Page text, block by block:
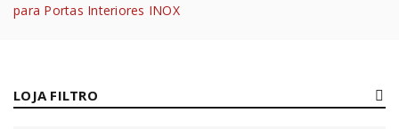
para Portas Interiores INOX
LOJA FILTRO